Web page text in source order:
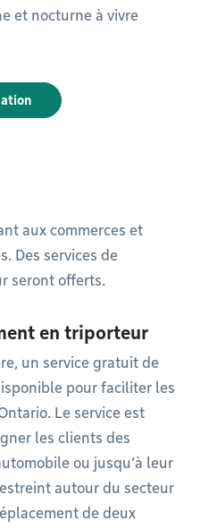
et nocturne à vivre
aux commerces et
Des services de
seront offerts.
en triporteur
un service gratuit de
pour faciliter les
Le service est
les clients des
ou jusqu’à leur
autour du secteur
de deux